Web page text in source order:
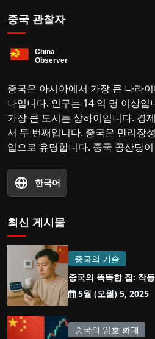
중국 관찰자
중국은 아시아에서 가장 큰 나라
나입니다. 인구는 14 억 명 이상입
가장 큰 도시는 상하이입니다. 경
서 두 번째입니다. 중국은 만리장
업으로 유명합니다. 중국 공산당
한국어
최신 게시물
중국의 기술
중국의 똑똑한 집: 작
5월 (오월) 5, 2025
중국의 암호 화폐